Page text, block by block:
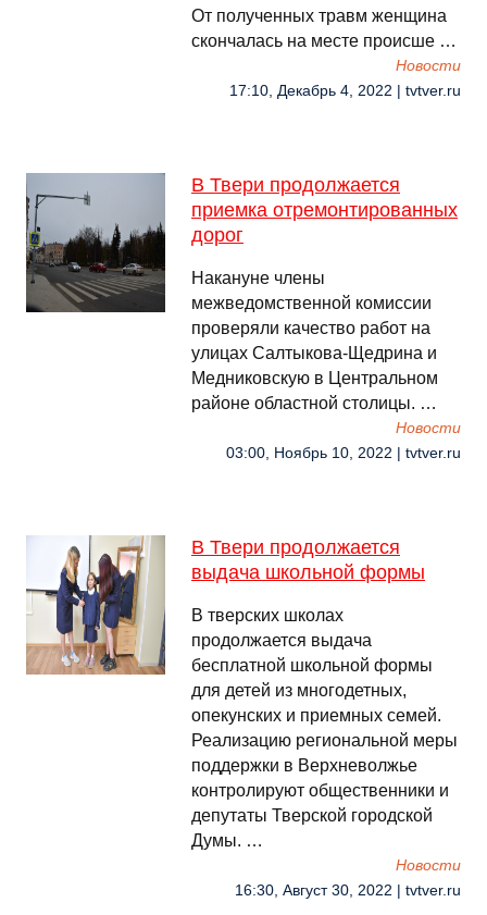
От полученных травм женщина
скончалась на месте происше …
Новости
17:10, Декабрь 4, 2022 | tvtver.ru
В Твери продолжается
приемка отремонтированных
дорог
Накануне члены
межведомственной комиссии
проверяли качество работ на
улицах Салтыкова-Щедрина и
Медниковскую в Центральном
районе областной столицы. …
Новости
03:00, Ноябрь 10, 2022 | tvtver.ru
В Твери продолжается
выдача школьной формы
В тверских школах
продолжается выдача
бесплатной школьной формы
для детей из многодетных,
опекунских и приемных семей.
Реализацию региональной меры
поддержки в Верхневолжье
контролируют общественники и
депутаты Тверской городской
Думы. …
Новости
16:30, Август 30, 2022 | tvtver.ru